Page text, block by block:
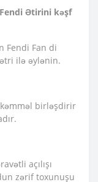
Fendi Ətirini kəşf
Fendi Fan di
ilə əylənin.
birləşdirir
açılışı
zərif toxunuşu